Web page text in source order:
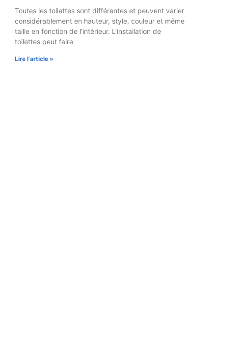
Toutes les toilettes sont différentes et peuvent varier
considérablement en hauteur, style, couleur et même
taille en fonction de l’intérieur. L’installation de
toilettes peut faire
Lire l'article »